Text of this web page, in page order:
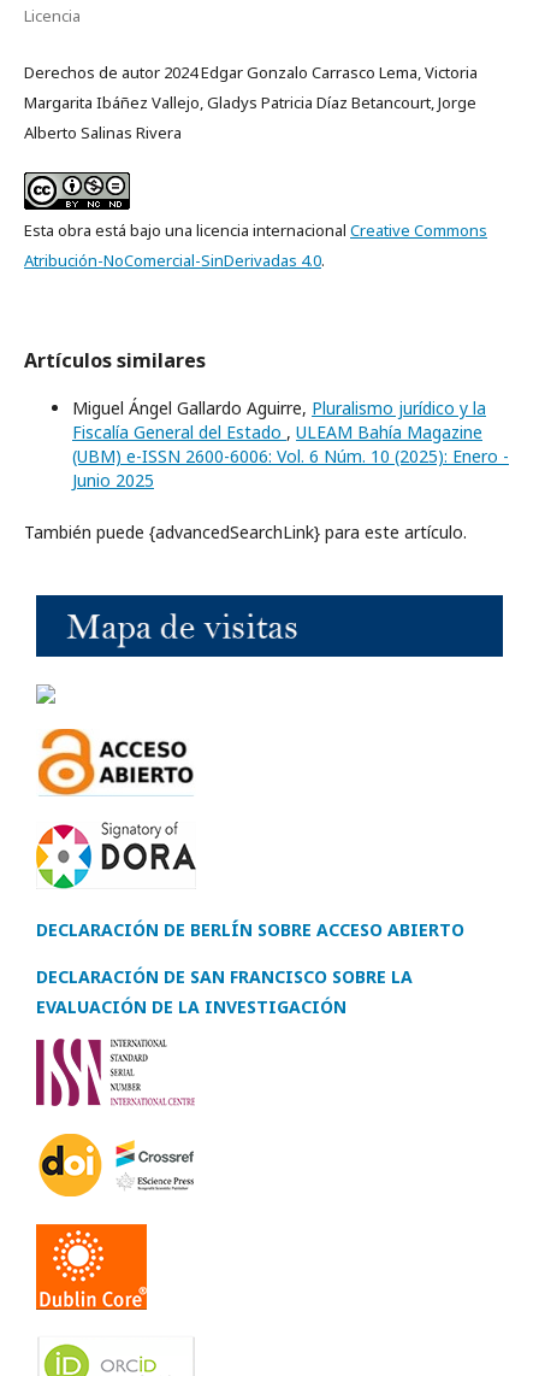
Licencia
Derechos de autor 2024 Edgar Gonzalo Carrasco Lema, Victoria
Margarita Ibáñez Vallejo, Gladys Patricia Díaz Betancourt, Jorge
Alberto Salinas Rivera
Esta obra está bajo una licencia internacional Creative Commons
Atribución-NoComercial-SinDerivadas 4.0.
Artículos similares
Miguel Ángel Gallardo Aguirre, Pluralismo jurídico y la
Fiscalía General del Estado , ULEAM Bahía Magazine
(UBM) e-ISSN 2600-6006: Vol. 6 Núm. 10 (2025): Enero -
Junio 2025
También puede {advancedSearchLink} para este artículo.
DECLARACIÓN DE BERLÍN SOBRE ACCESO ABIERTO
DECLARACIÓN DE SAN FRANCISCO SOBRE LA
EVALUACIÓN DE LA INVESTIGACIÓN